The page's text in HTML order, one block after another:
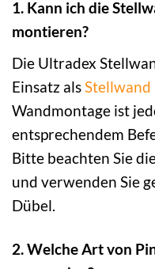
1. Kann ich die
montieren?
Die Ultradex
Einsatz als Stellwand
Wandmontage ist
entsprechendem
Bitte beachten Sie
und verwenden Sie
Dübel.
2. Welche Art von